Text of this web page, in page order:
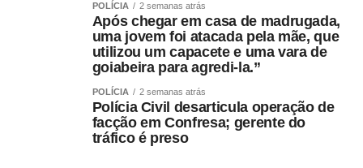
POLÍCIA 2 semanas atrás
Após chegar em casa de madrugada,
uma jovem foi atacada pela mãe, que
utilizou um capacete e uma vara de
goiabeira para agredi-la.”
POLÍCIA 2 semanas atrás
Polícia Civil desarticula operação de
facção em Confresa; gerente do
tráfico é preso